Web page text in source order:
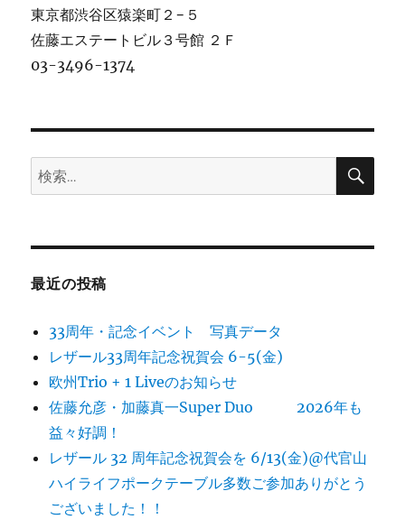
東京都渋谷区猿楽町２−５
佐藤エステートビル３号館 ２Ｆ
03-3496-1374
検
索:
検
最近の投稿
33周年・記念イベント 写真データ
レザール33周年記念祝賀会 6-5(金)
欧州Trio + 1 Liveのお知らせ
佐藤允彦・加藤真一Super Duo 2026年も
益々好調！
レザール 32 周年記念祝賀会を 6/13(金)@代官山
ハイライフポークテーブル多数ご参加ありがとう
ございました！！